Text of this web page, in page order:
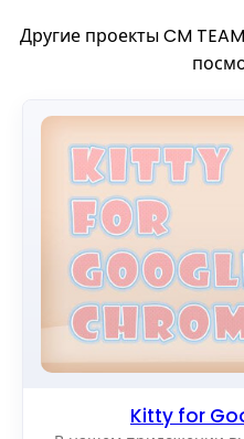
Другие проекты CM
Kitty for